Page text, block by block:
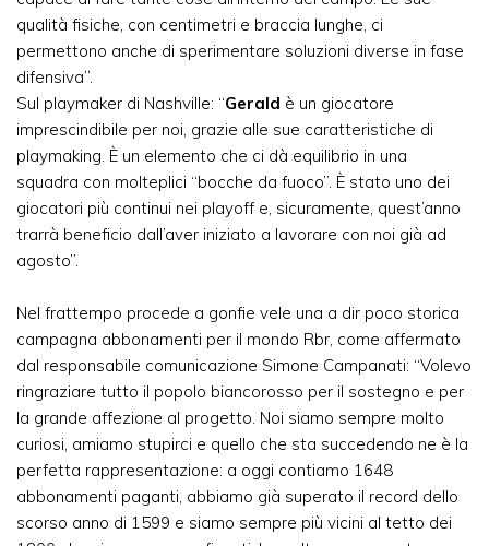
qualità fisiche, con centimetri e braccia lunghe, ci
permettono anche di sperimentare soluzioni diverse in fase
difensiva”.
Sul playmaker di Nashville: “Gerald è un giocatore
imprescindibile per noi, grazie alle sue caratteristiche di
playmaking. È un elemento che ci dà equilibrio in una
squadra con molteplici “bocche da fuoco”. È stato uno dei
giocatori più continui nei playoff e, sicuramente, quest’anno
trarrà beneficio dall’aver iniziato a lavorare con noi già ad
agosto”.
Nel frattempo procede a gonfie vele una a dir poco storica
campagna abbonamenti per il mondo Rbr, come affermato
dal responsabile comunicazione Simone Campanati: “Volevo
ringraziare tutto il popolo biancorosso per il sostegno e per
la grande affezione al progetto. Noi siamo sempre molto
curiosi, amiamo stupirci e quello che sta succedendo ne è la
perfetta rappresentazione: a oggi contiamo 1648
abbonamenti paganti, abbiamo già superato il record dello
scorso anno di 1599 e siamo sempre più vicini al tetto dei